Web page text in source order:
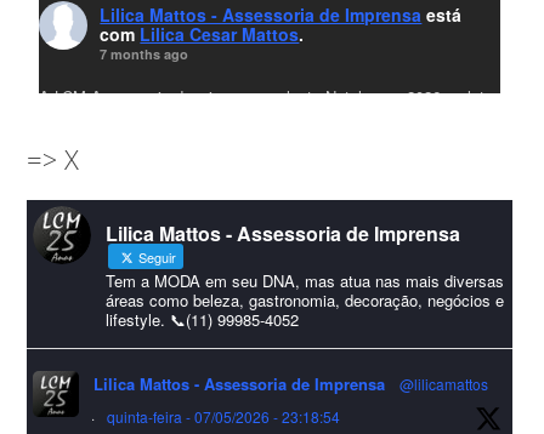
Lilica Mattos - Assessoria de Imprensa está
com Lilica Cesar Mattos.
7 months ago
A LCM Assessoria deseja um excelente Natal e um 2026 repleto
amigos que sempre nos acompanham!🎄✨🥂❤️
#lcmassessoriassessoria#natal #merrychristmas #felizanonovo
#HappyNewYear
Foto
Visualizar no Facebook · Compartilhar
Lilica Mattos - Assessoria de Imprensa
9 months ago
=> X
Lilica Mattos - Assessoria de Imprensa
Seguir
Tem a MODA em seu DNA, mas atua nas mais diversas
áreas como beleza, gastronomia, decoração, negócios e
lifestyle. 📞(11) 99985-4052
Lilica Mattos - Assessoria de Imprensa
@lilicamattos
·
quinta-feira - 07/05/2026 - 23:18:54